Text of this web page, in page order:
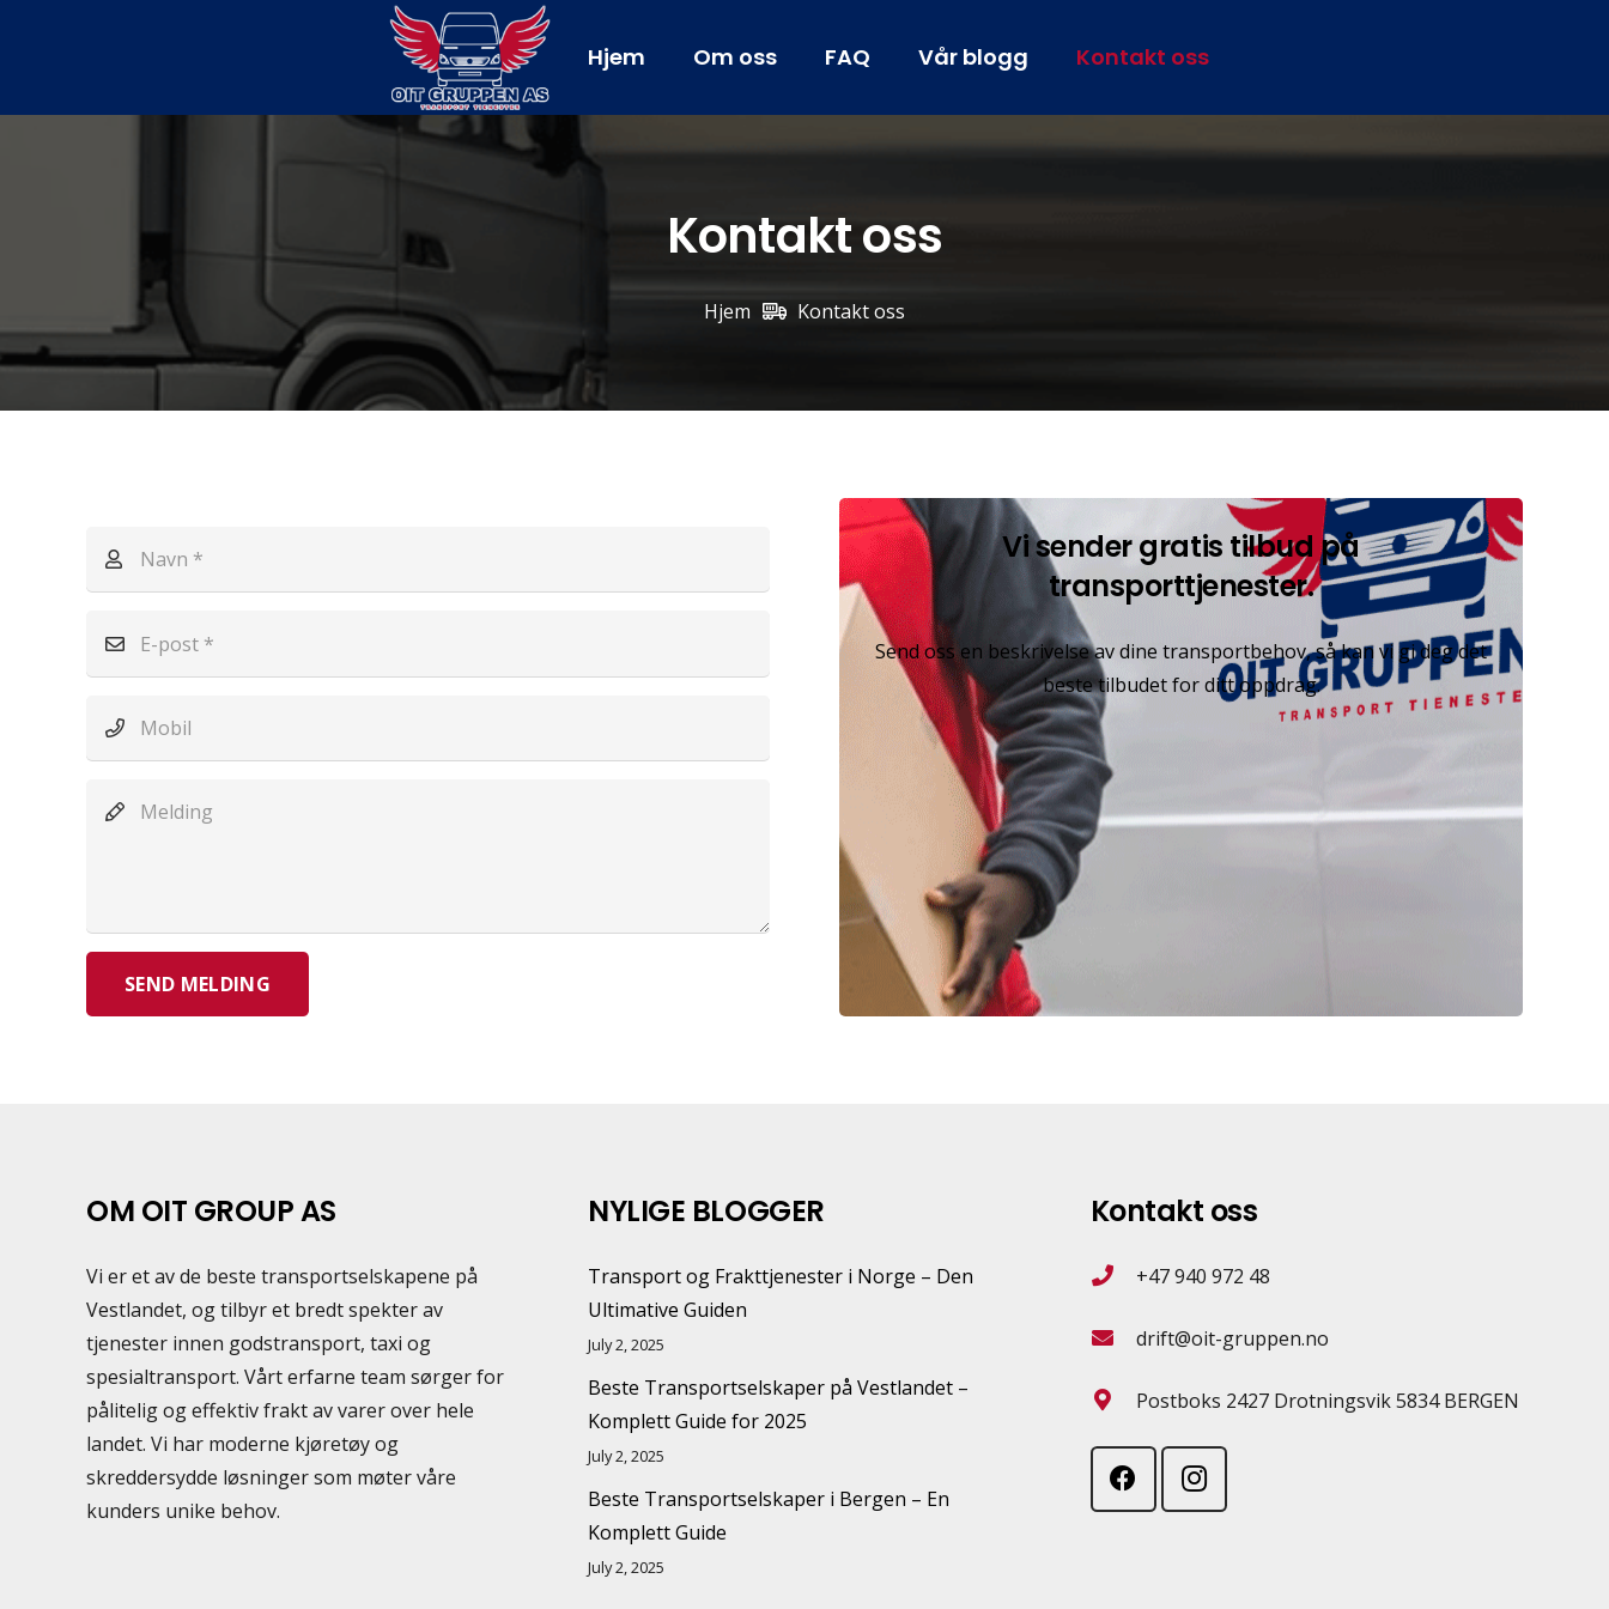
Hjem Om oss FAQ Vår blogg Kontakt oss
Kontakt oss
Hjem Kontakt oss
SEND MELDING
Vi sender gratis tilbud på
transporttjenester.
Send oss ​​en beskrivelse av dine transportbehov, så kan vi gi deg det
beste tilbudet for ditt oppdrag.
OM OIT GROUP AS
Vi er et av de beste transportselskapene på
Vestlandet, og tilbyr et bredt spekter av
tjenester innen godstransport, taxi og
spesialtransport. Vårt erfarne team sørger for
pålitelig og effektiv frakt av varer over hele
landet. Vi har moderne kjøretøy og
skreddersydde løsninger som møter våre
kunders unike behov.
NYLIGE BLOGGER
Transport og Frakttjenester i Norge – Den
Ultimative Guiden
July 2, 2025
Beste Transportselskaper på Vestlandet –
Komplett Guide for 2025
July 2, 2025
Beste Transportselskaper i Bergen – En
Komplett Guide
July 2, 2025
Kontakt oss
+47 940 972 48
drift@oit-gruppen.no
Postboks 2427 Drotningsvik 5834 BERGEN